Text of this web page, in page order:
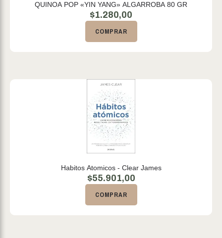
QUINOA POP «YIN YANG» ALGARROBA 80 GR
$1.280,00
COMPRAR
Habitos Atomicos - Clear James
$55.901,00
COMPRAR